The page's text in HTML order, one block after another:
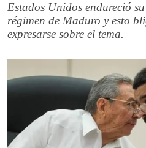
Estados Unidos endureció
régimen de Maduro y esto
expresarse sobre el tema.